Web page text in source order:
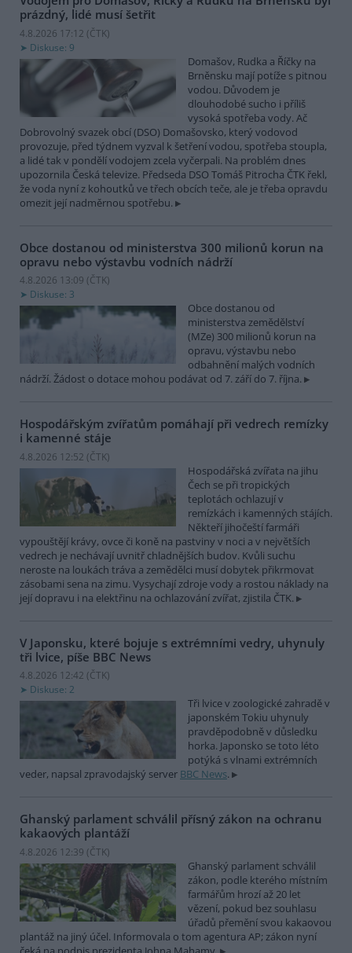
prázdný, lidé musí šetřit
4.8.2026 17:12 (ČTK)
Diskuse: 9
Domašov, Rudka a Říčky na
Brněnsku mají potíže s pitnou
vodou. Důvodem je
dlouhodobé sucho i příliš
vysoká spotřeba vody. Ač
Dobrovolný svazek obcí (DSO) Domašovsko, který vodovod
provozuje, před týdnem vyzval k šetření vodou, spotřeba stoupla,
a lidé tak v pondělí vodojem zcela vyčerpali. Na problém dnes
upozornila Česká televize. Předseda DSO Tomáš Pitrocha ČTK řekl,
že voda nyní z kohoutků ve třech obcích teče, ale je třeba opravdu
omezit její nadměrnou spotřebu.
Obce dostanou od ministerstva 300 milionů korun na
opravu nebo výstavbu vodních nádrží
4.8.2026 13:09 (ČTK)
Diskuse: 3
Obce dostanou od
ministerstva zemědělství
(MZe) 300 milionů korun na
opravu, výstavbu nebo
odbahnění malých vodních
nádrží. Žádost o dotace mohou podávat od 7. září do 7. října.
Hospodářským zvířatům pomáhají při vedrech remízky
i kamenné stáje
4.8.2026 12:52 (ČTK)
Hospodářská zvířata na jihu
Čech se při tropických
teplotách ochlazují v
remízkách i kamenných stájích.
Někteří jihočeští farmáři
vypouštějí krávy, ovce či koně na pastviny v noci a v největších
vedrech je nechávají uvnitř chladnějších budov. Kvůli suchu
neroste na loukách tráva a zemědělci musí dobytek přikrmovat
zásobami sena na zimu. Vysychají zdroje vody a rostou náklady na
její dopravu i na elektřinu na ochlazování zvířat, zjistila ČTK.
V Japonsku, které bojuje s extrémními vedry, uhynuly
tři lvice, píše BBC News
4.8.2026 12:42 (ČTK)
Diskuse: 2
Tři lvice v zoologické zahradě v
japonském Tokiu uhynuly
pravděpodobně v důsledku
horka. Japonsko se toto léto
potýká s vlnami extrémních
veder, napsal zpravodajský server BBC News.
Ghanský parlament schválil přísný zákon na ochranu
kakaových plantáží
4.8.2026 12:39 (ČTK)
Ghanský parlament schválil
zákon, podle kterého místním
farmářům hrozí až 20 let
vězení, pokud bez souhlasu
úřadů přemění svou kakaovou
plantáž na jiný účel. Informovala o tom agentura AP; zákon nyní